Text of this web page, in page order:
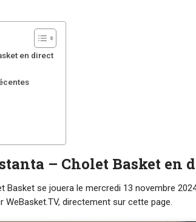
en direct
– Cholet Basket en
se jouera le mercredi 13 novembre
directement sur cette page.